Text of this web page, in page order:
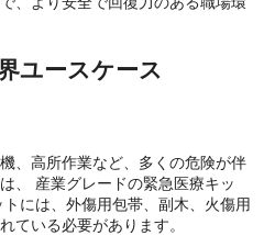
ユースケース
、高所作業など、多くの危険が伴
、 産業グレードの緊急医療キッ
には、外傷用包帯、副木、火傷用
ている必要があります。